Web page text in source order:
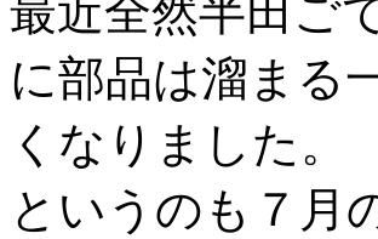
最近全然半田ご
に部品は溜まる
くなりました。
というのも７月